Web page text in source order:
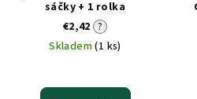
sáčky + 1 rolka
€2,42 ?
Skladem(1 ks)